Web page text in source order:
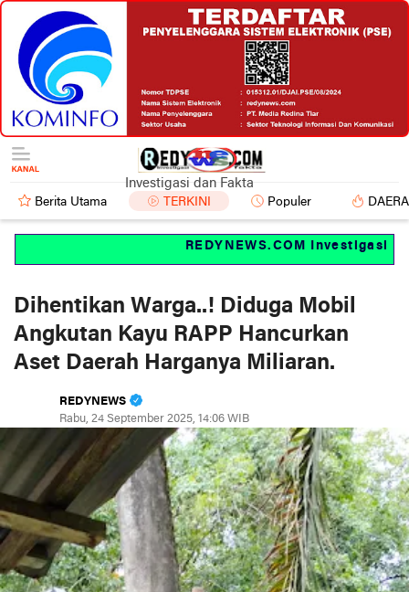
Investigasi dan Fakta
Berita Utama TERKINI Populer
REDYNEWS.COM Investigasi dan
Dihentikan Warga..! Diduga Mobil
Angkutan Kayu RAPP Hancurkan
Aset Daerah Harganya Miliaran.
REDYNEWS
Rabu, 24 September 2025, 14:06 WIB